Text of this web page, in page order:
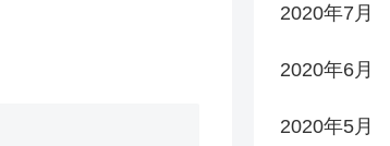
2020年7月
2020年6月
2020年5月